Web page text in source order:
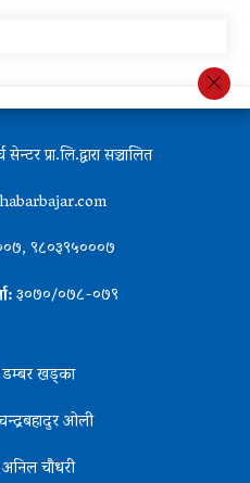
प्रा.लि.द्वारा सञ्चालित
९८०३९५०००७
३०७०/०७८-०७९
डम्बर खड्का
ओली
अनिल चौधरी